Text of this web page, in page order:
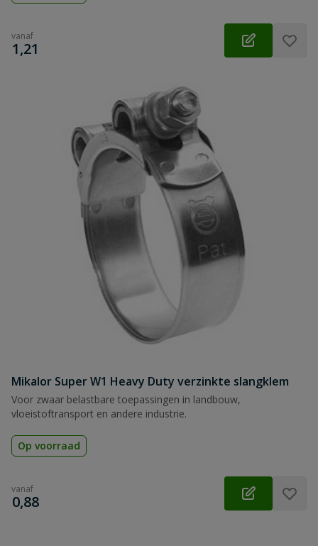
vanaf
€
1,21
Mikalor Super W1 Heavy Duty verzinkte slangklem
Voor zwaar belastbare toepassingen in landbouw,
vloeistoftransport en andere industrie.
Op voorraad
vanaf
€
0,88